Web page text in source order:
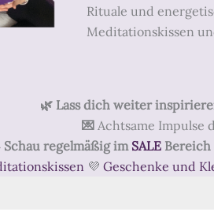
Rituale und
Meditationskissen
🌿 Lass dich weiter
💌 Achtsame Impulse
regelmäßig imSALE
💜 Geschenke und